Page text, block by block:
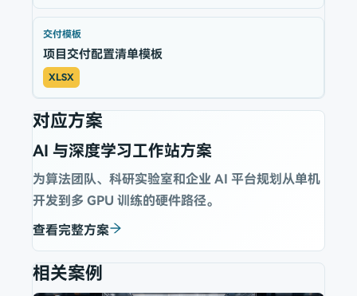
交付模板
项目交付配置清单模板
XLSX
对应方案
AI 与深度学习工作站方案
为算法团队、科研实验室和企业 AI 平台规划从单机
开发到多 GPU 训练的硬件路径。
查看完整方案
相关案例